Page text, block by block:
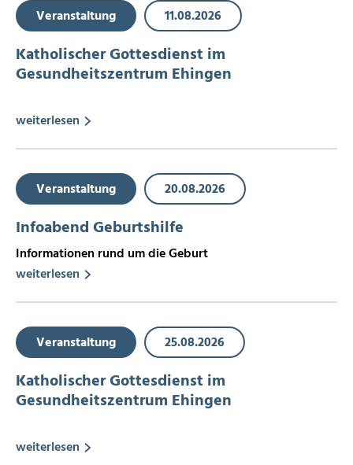
Veranstaltung 11.08.2026
Katholischer Gottesdienst im
Gesundheitszentrum Ehingen
weiterlesen
Veranstaltung 20.08.2026
Infoabend Geburtshilfe
Informationen rund um die Geburt
weiterlesen
Veranstaltung 25.08.2026
Katholischer Gottesdienst im
Gesundheitszentrum Ehingen
weiterlesen